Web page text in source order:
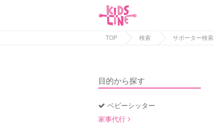
TOP 検索 サポーター検索
目的から探す
ベビーシッター
家事代行